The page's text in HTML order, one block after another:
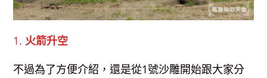
1.火箭升空
不過為了方便介紹，還是從1號沙雕開始跟大家分